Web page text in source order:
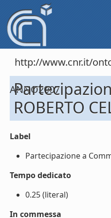
http://www.cnr.it/
ANNO2007
ROBERTO
Label
Partecipazione a
Tempo dedicato
0.25 (literal)
In commessa